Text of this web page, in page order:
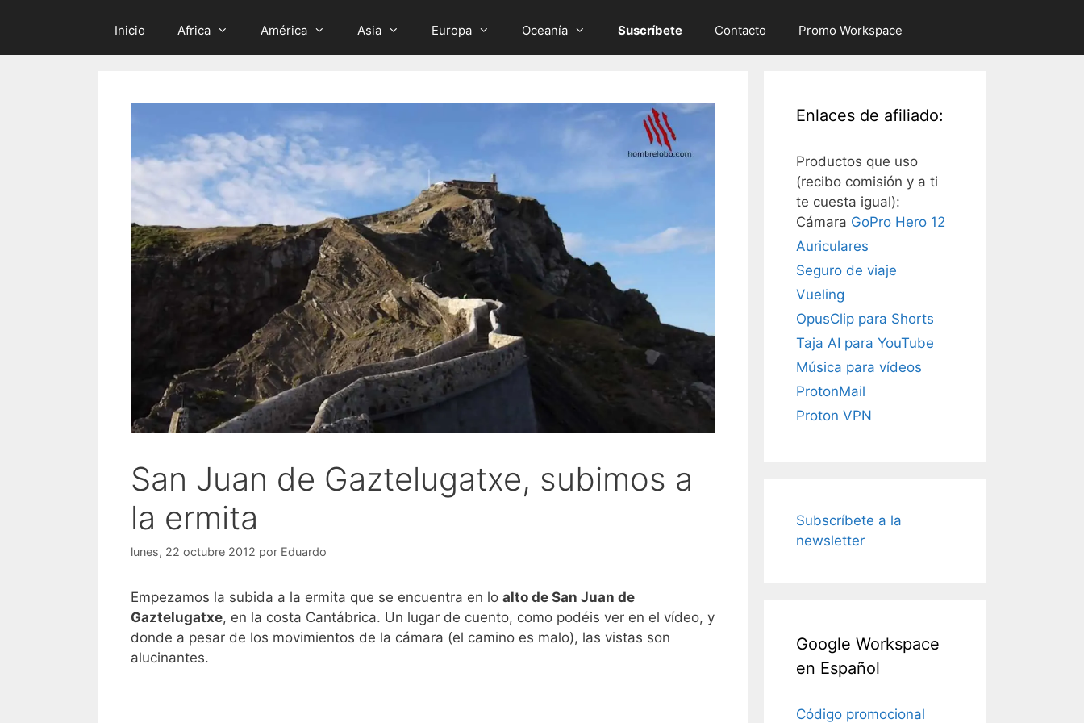
Inicio Africa América Asia Europa Oceanía Suscríbete Contacto Promo Workspace
San Juan de Gaztelugatxe, subimos a
la ermita
lunes, 22 octubre 2012 por Eduardo
Empezamos la subida a la ermita que se encuentra en lo alto de San Juan de
Gaztelugatxe, en la costa Cantábrica. Un lugar de cuento, como podéis ver en el vídeo, y
donde a pesar de los movimientos de la cámara (el camino es malo), las vistas son
alucinantes.
Enlaces de afiliado:
Productos que uso
(recibo comisión y a ti
te cuesta igual):
Cámara GoPro Hero 12
Auriculares
Seguro de viaje
Vueling
OpusClip para Shorts
Taja AI para YouTube
Música para vídeos
ProtonMail
Proton VPN
Subscríbete a la
newsletter
Google Workspace
en Español
Código promocional